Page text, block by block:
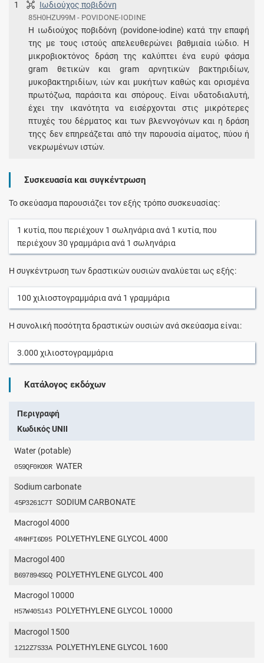
1 Ιωδιούχος ποβιδόνη
85H0HZU99M - POVIDONE-IODINE
Η ιωδιούχος ποβιδόνη (povidone-iodine) κατά την επαφή
της με τους ιστούς απελευθερώνει βαθμιαία ιώδιο. Η
μικροβιοκτόνος δράση της καλύπτει ένα ευρύ φάσμα
gram θετικών και gram αρνητικών βακτηριδίων,
μυκοβακτηριδίων, ιών και μυκήτων καθώς και ορισμένα
πρωτόζωα, παράσιτα και σπόρους. Είναι υδατοδιαλυτή,
έχει την ικανότητα να εισέρχονται στις μικρότερες
πτυχές του δέρματος και των βλεννογόνων και η δράση
τηςς δεν επηρεάζεται από την παρουσία αίματος, πύου ή
νεκρωμένων ιστών.
Συσκευασία και συγκέντρωση
Το σκεύασμα παρουσιάζει τον εξής τρόπο συσκευασίας:
1 κυτία, που περιέχουν 1 σωληνάριαανά 1 κυτία, που
περιέχουν30 γραμμάριαανά 1 σωληνάρια
Η συγκέντρωση των δραστικών ουσιών αναλύεται ως εξής:
100 χιλιοστογραμμάριαανά 1 γραμμάρια
Η συνολική ποσότητα δραστικών ουσιών ανά σκεύασμα είναι:
3.000 χιλιοστογραμμάρια
Κατάλογος εκδόχων
Περιγραφή
Κωδικός UNII
Water (potable)
059QF0KO0R WATER
Sodium carbonate
45P3261C7T SODIUM CARBONATE
Macrogol 4000
4R4HFI6D95 POLYETHYLENE GLYCOL 4000
Macrogol 400
B697894SGQ POLYETHYLENE GLYCOL 400
Macrogol 10000
H57W405143 POLYETHYLENE GLYCOL 10000
Macrogol 1500
1212Z7S33A POLYETHYLENE GLYCOL 1600